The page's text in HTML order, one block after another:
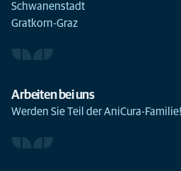
Schwanenstadt
Gratkorn-Graz
Arbeiten bei uns
Werden Sie Teil der AniCura-Familie!